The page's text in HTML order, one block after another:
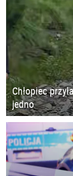
Chłopiec
jedno